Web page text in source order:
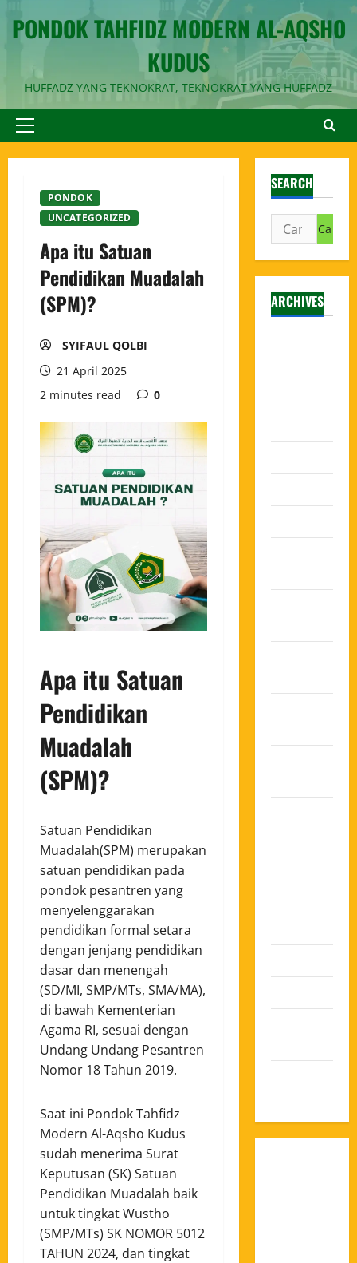
PONDOK TAHFIDZ MODERN AL-AQSHO
KUDUS
HUFFADZ YANG TEKNOKRAT, TEKNOKRAT YANG HUFFADZ
PONDOK
UNCATEGORIZED
Apa itu Satuan
Pendidikan Muadalah
(SPM)?
SYIFAUL QOLBI
21 April 2025
2 minutes read
0
Apa itu Satuan
Pendidikan
Muadalah
(SPM)?
Satuan Pendidikan
Muadalah(SPM) merupakan
satuan pendidikan pada
pondok pesantren yang
menyelenggarakan
pendidikan formal setara
dengan jenjang pendidikan
dasar dan menengah
(SD/MI, SMP/MTs, SMA/MA),
di bawah Kementerian
Agama RI, sesuai dengan
Undang Undang Pesantren
Nomor 18 Tahun 2019.
Saat ini Pondok Tahfidz
Modern Al-Aqsho Kudus
sudah menerima Surat
Keputusan (SK) Satuan
Pendidikan Muadalah baik
untuk tingkat Wustho
(SMP/MTs) SK NOMOR 5012
TAHUN 2024, dan tingkat
SEARCH
ARCHIVES